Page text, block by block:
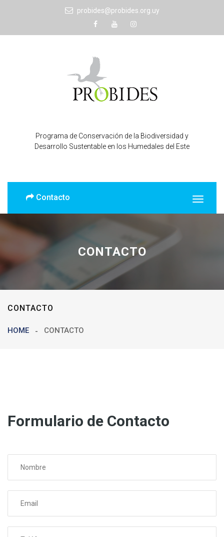
probides@probides.org.uy
Programa de Conservación de la Biodiversidad y
Desarrollo Sustentable en los Humedales del Este
Contacto
CONTACTO
CONTACTO
HOME CONTACTO
Formulario de Contacto